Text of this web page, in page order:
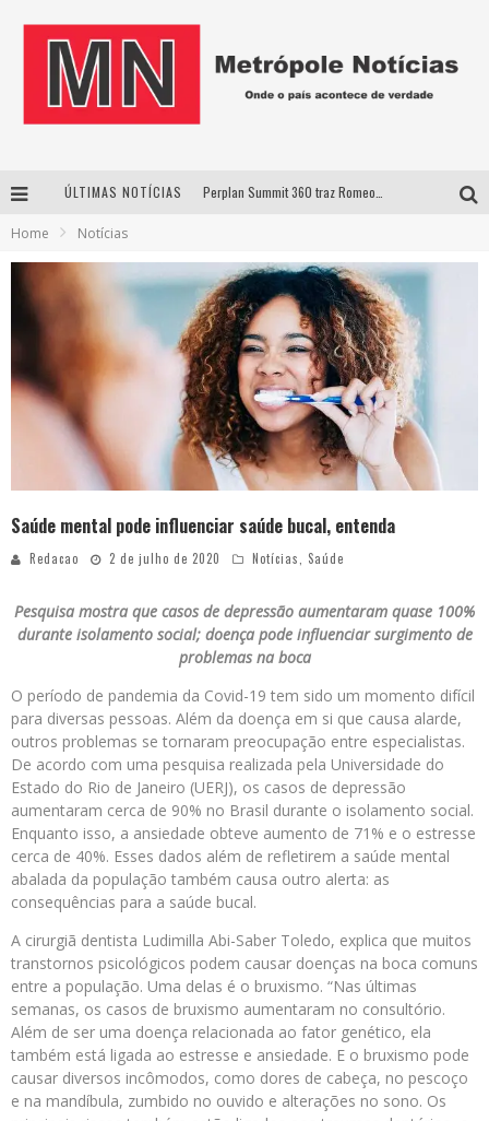
ÚLTIMAS NOTÍCIAS
Uberlândia recebe estreia nacional de espetáculo inspirado em episódio marcante da vida de Friedrich Nietzsche
Agosto Dourado: apoio, informação e acolhimento fortalecem o sucesso da amamentação
Home Notícias
Saúde mental pode influenciar saúde bucal, entenda
Redacao 2 de julho de 2020 Notícias Saúde
Pesquisa mostra que casos de depressão aumentaram quase 100%
durante isolamento social; doença pode influenciar surgimento de
problemas na boca
O período de pandemia da Covid-19 tem sido um momento difícil
para diversas pessoas. Além da doença em si que causa alarde,
outros problemas se tornaram preocupação entre especialistas.
De acordo com uma pesquisa realizada pela Universidade do
Estado do Rio de Janeiro (UERJ), os casos de depressão
aumentaram cerca de 90% no Brasil durante o isolamento social.
Enquanto isso, a ansiedade obteve aumento de 71% e o estresse
cerca de 40%. Esses dados além de refletirem a saúde mental
abalada da população também causa outro alerta: as
consequências para a saúde bucal.
A cirurgiã dentista Ludimilla Abi-Saber Toledo, explica que muitos
transtornos psicológicos podem causar doenças na boca comuns
entre a população. Uma delas é o bruxismo. “Nas últimas
semanas, os casos de bruxismo aumentaram no consultório.
Além de ser uma doença relacionada ao fator genético, ela
também está ligada ao estresse e ansiedade. E o bruxismo pode
causar diversos incômodos, como dores de cabeça, no pescoço
e na mandíbula, zumbido no ouvido e alterações no sono. Os